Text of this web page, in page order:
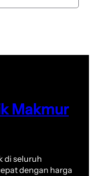
Makmur
di seluruh
dengan harga